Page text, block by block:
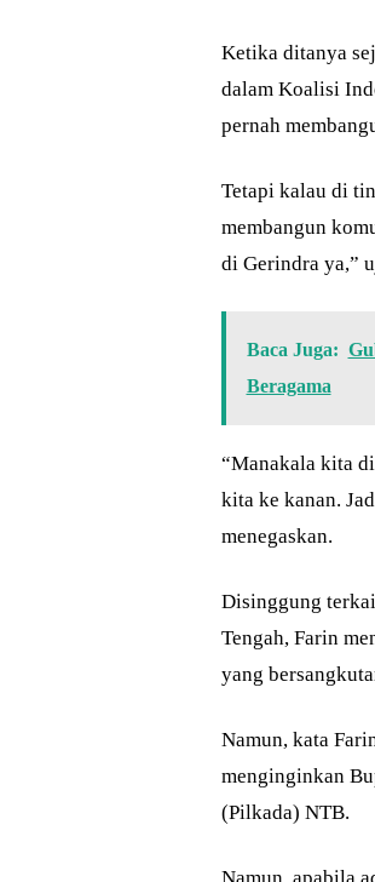
Ketika ditanya
dalam Koalisi
pernah
Tetapi kalau di
membangun
di Gerindra ya,”
Baca Juga:
Beragama
“Manakala kita
kita ke kanan.
menegaskan.
Disinggung
Tengah, Farin
yang
Namun, kata
menginginkan
(Pilkada) NTB.